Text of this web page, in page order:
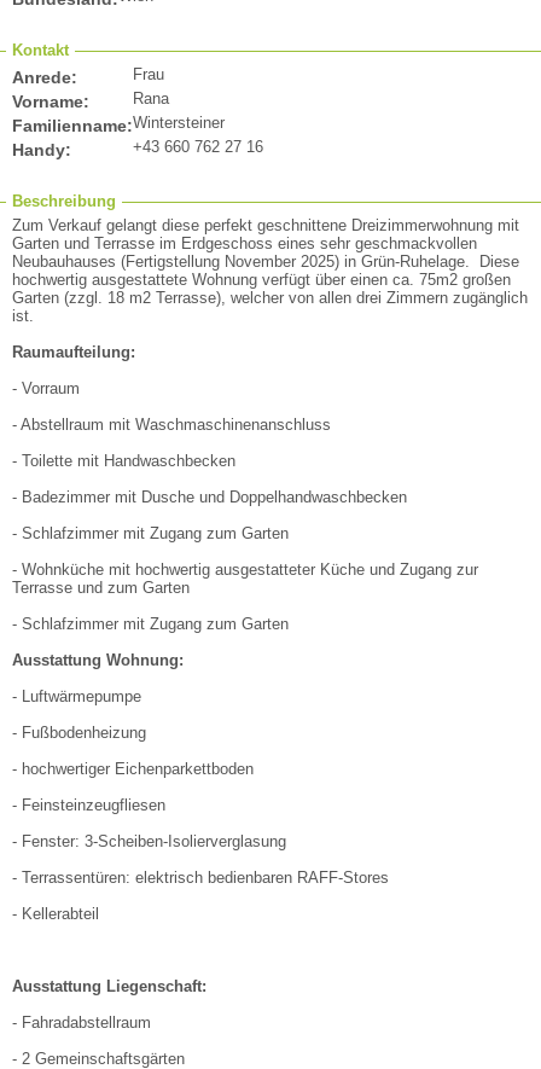
Kontakt
Anrede: Frau
Vorname: Rana
Familienname:Wintersteiner
Handy: +43 660 762 27 16
Beschreibung
Zum Verkauf gelangt diese perfekt geschnittene Dreizimmerwohnung mit
Garten und Terrasse im Erdgeschoss eines sehr geschmackvollen
Neubauhauses (Fertigstellung November 2025) in Grün-Ruhelage. Diese
hochwertig ausgestattete Wohnung verfügt über einen ca. 75m2 großen
Garten (zzgl. 18 m2 Terrasse), welcher von allen drei Zimmern zugänglich
ist.
Raumaufteilung:
- Vorraum
- Abstellraum mit Waschmaschinenanschluss
- Toilette mit Handwaschbecken
- Badezimmer mit Dusche und Doppelhandwaschbecken
- Schlafzimmer mit Zugang zum Garten
- Wohnküche mit hochwertig ausgestatteter Küche und Zugang zur
Terrasse und zum Garten
- Schlafzimmer mit Zugang zum Garten
Ausstattung Wohnung:
- Luftwärmepumpe
- Fußbodenheizung
- hochwertiger Eichenparkettboden
- Feinsteinzeugfliesen
- Fenster: 3-Scheiben-Isolierverglasung
- Terrassentüren: elektrisch bedienbaren RAFF-Stores
- Kellerabteil
Ausstattung Liegenschaft:
- Fahradabstellraum
- 2 Gemeinschaftsgärten